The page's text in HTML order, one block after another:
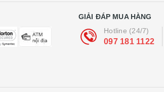
GIẢI ĐÁP MUA HÀNG
Hotline (24/7)
097 181 1122